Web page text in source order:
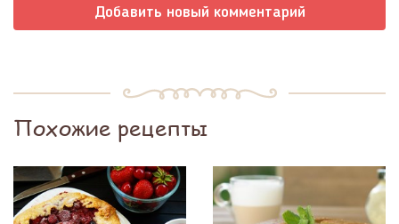
Добавить новый комментарий
Похожие рецепты